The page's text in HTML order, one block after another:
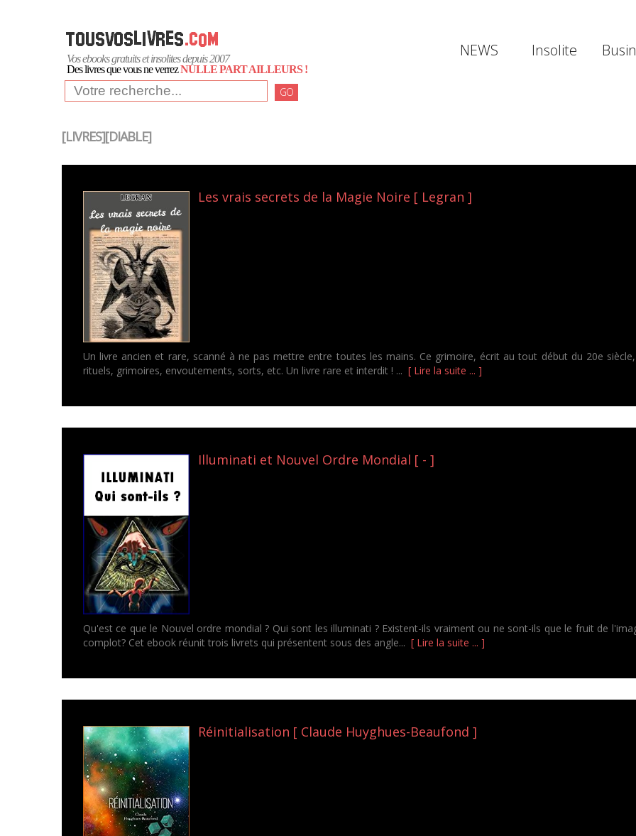
Vos ebooks gratuits et insolites depuis 2007
Des livres que vous ne verrezNULLE PART AILLEURS !
GO
NEWS Insolite
[LIVRES][DIABLE]
Les vrais secrets de la Magie Noire [ Legran ]
Un livre ancien et rare, scanné à ne pas mettre entre toutes les mains. Ce grimoire, écrit au tout début du 20e
rituels, grimoires, envoutements, sorts, etc. Un livre rare et interdit ! ... [ Lire la suite ... ]
Illuminati et Nouvel Ordre Mondial [ - ]
Qu'est ce que le Nouvel ordre mondial ? Qui sont les illuminati ? Existent-ils vraiment ou ne sont-ils que le fruit de
complot? Cet ebook réunit trois livrets qui présentent sous des angle... [ Lire la suite ... ]
Réinitialisation [ Claude Huyghues-Beaufond ]